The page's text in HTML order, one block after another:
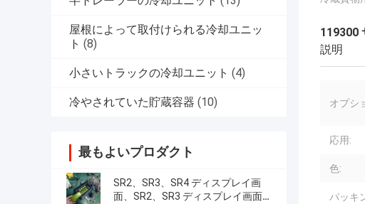
屋根によって取付けられる冷却ユニッ
ト (8)
小さいトラックの冷却ユニット (4)
冷やされていた貯蔵容器 (10)
最もよいプロダクト
SR2、SR3、SR4 ディスプレイ画
面、SR2、SR3 ディスプレイ画面
119300
説明
オプシ
応用:
色:
パッキ